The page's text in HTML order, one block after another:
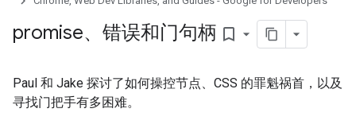
promise、错误和门句柄 bookmark_border
Paul 和 Jake 探讨了如何操控节点、CSS 的罪魁祸首，以及
寻找门把手有多困难。